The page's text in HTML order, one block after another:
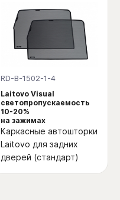
RD-B-1502-1-4
Laitovo Visual
светопропускаемость
10-20%
на зажимах
Каркасные автошторки
Laitovo для задних
дверей (стандарт)